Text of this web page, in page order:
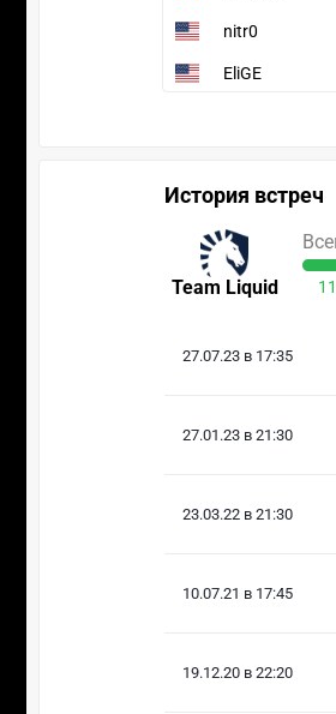
nitr0
EliGE
История встреч
Team Liquid
27.07.23 в 17:35
27.01.23 в 21:30
23.03.22 в 21:30
10.07.21 в 17:45
19.12.20 в 22:20